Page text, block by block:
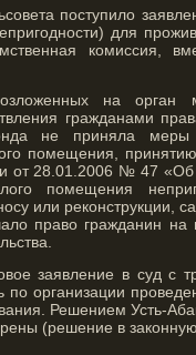
поступило
для
комиссия,
на орган
гражданами
не приняла меры
помещения,
от 28.01.2006 № 47
помещения
или реконструкции,
право гражданин на
заявление в суд с
по организации
Решением Усть-
(решение в